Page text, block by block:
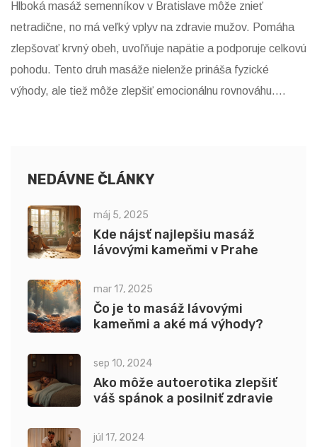
Hlboká masáž semenníkov v Bratislave môže znieť
netradične, no má veľký vplyv na zdravie mužov. Pomáha
zlepšovať krvný obeh, uvoľňuje napätie a podporuje celkovú
pohodu. Tento druh masáže nielenže prináša fyzické
výhody, ale tiež môže zlepšiť emocionálnu rovnováhu.
NEDÁVNE ČLÁNKY
máj 5, 2025
Kde nájsť najlepšiu masáž
lávovými kameňmi v Prahe
mar 17, 2025
Čo je to masáž lávovými
kameňmi a aké má výhody?
sep 10, 2024
Ako môže autoerotika zlepšiť
váš spánok a posilniť zdravie
júl 17, 2024